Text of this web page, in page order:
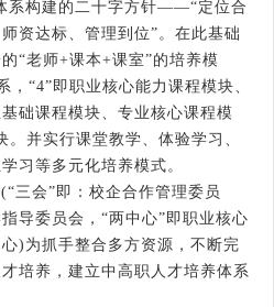
系构建的二十字方针——“定位合
资达标、管理到位”。在此基础
“老师+课本+课室”的培养模
，“4”即职业核心能力课程模块、
础课程模块、专业核心课程模
。并实行课堂教学、体验学习、
习等多元化培养模式。
三会”即：校企合作管理委员
导委员会，“两中心”即职业核心
)为抓手整合多方资源，不断完
培养，建立中高职人才培养体系